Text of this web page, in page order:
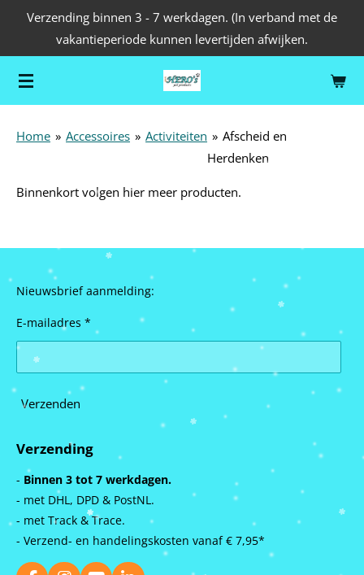
de
hoofdinhoud
Verzending binnen 3 - 7 werkdagen. (In verband met de
vakantieperiode kunnen levertijden afwijken.
Home » Accessoires » Activiteiten » Afscheid en
Herdenken
Binnenkort volgen hier meer producten.
Nieuwsbrief aanmelding:
E-mailadres *
Verzenden
Verzending
- Binnen 3 tot 7 werkdagen.
- met DHL, DPD & PostNL.
- met Track & Trace.
- Verzend- en handelingskosten vanaf € 7,95*